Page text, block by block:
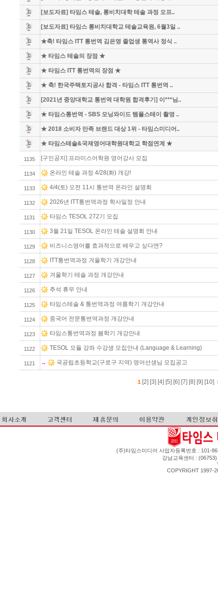
[보도자료] 타임스 테솔, 롱비치대학 테솔 과정 오프..
[보도자료] 타임스 롱비치대학교 테솔교육원, 6월3일 ..
★축! 타임스 ITT 통번역 김은영 졸업생 통역사 정식 ..
★ 타임스 테솔의 장점 ★
★ 타임스 ITT 통번역의 장점 ★
★ 축! 한국주택토지공사 합격 - 타임스 ITT 통번역 ..
[2021년 중앙대학교 통번역 대학원 합격후기] 이***님..
★ 타임스통번역 - SBS 모닝와이드 템플스테이 촬영 ..
★ 2018 소비자 만족 브랜드 대상 1위 - 타임스미디어..
★ 타임스테솔&국제영어대학원대학교 학점연계 ★
1135 [구인공지] 프라미스어학원 영어강사 모집
1134 온라인 테솔 과정 4/28(화) 개강!
1133 4/4(토) 오전 11시 통번역 온라인 설명회
1132 2026년 ITT통번역과정 학사일정 안내
1131 타임스 TESOL 272기 모집
1130 3월 21일 TESOL 온라인 테솔 설명회 안내
1129 비즈니스영어를 효과적으로 배우고 싶다면?
1128 ITT통번역과정 겨울학기 개강안내
1127 겨울학기 테솔 과정 개강안내
1126 추석 휴무 안내
1125 타임스테솔 & 통번역과정 여름학기 개강안내
1124 중국어 전문통번역과정 개강안내
1123 타임스통번역과정 봄학기 개강안내
1122 TESOL 모듈 강좌 수강생 모집안내 (Language & Learning)
1121 → 국공립초등학교(구로구 지역) 영어선생님 모집공고
1[2] [3] [4] [5] [6] [7] [8] [9] [10]
(주)타임스미디어 사업자등록번호 : 101-
강남교육센터 :
COPYRIGHT 1997-